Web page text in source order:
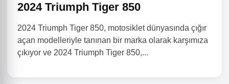
2024 Triumph Tiger 850
2024 Triumph Tiger 850, motosiklet dünyasında çığır
açan modelleriyle tanınan bir marka olarak karşımıza
çıkıyor ve 2024 Triumph Tiger 850,...